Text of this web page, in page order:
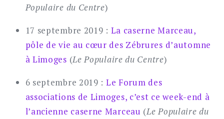
Populaire du Centre)
17 septembre 2019 : La caserne Marceau,
pôle de vie au cœur des Zébrures d’automne
à Limoges (Le Populaire du Centre)
6 septembre 2019 : Le Forum des
associations de Limoges, c’est ce week-end à
l’ancienne caserne Marceau (Le Populaire du